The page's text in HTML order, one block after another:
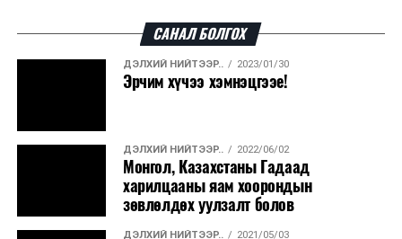
ДЭЛХИЙ НИЙТЭЭР..
“Уралдронзавод” компанийн ерөнхий
ҮЙЛ ЯВДАЛ 2026/08/06
Сүхбаатар боомтоор тав хоногт 10 мянга гаруй
тонн АИ-92 автобензин и...
САНАЛ БОЛГОХ
ДЭЛХИЙ НИЙТЭЭР.. 2023/01/30
Эрчим хүчээ хэмнэцгээе!
ДЭЛХИЙ НИЙТЭЭР.. 2022/06/02
Монгол, Казахстаны Гадаад
харилцааны яам хоорондын
зөвлөлдөх уулзалт болов
ДЭЛХИЙ НИЙТЭЭР.. 2021/05/03